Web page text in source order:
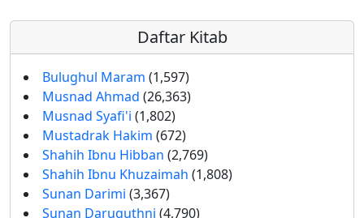
Daftar Kitab
Bulughul Maram (1,597)
Musnad Ahmad (26,363)
Musnad Syafi'i (1,802)
Mustadrak Hakim (672)
Shahih Ibnu Hibban (2,769)
Shahih Ibnu Khuzaimah (1,808)
Sunan Darimi (3,367)
Sunan Daruquthni (4,790)